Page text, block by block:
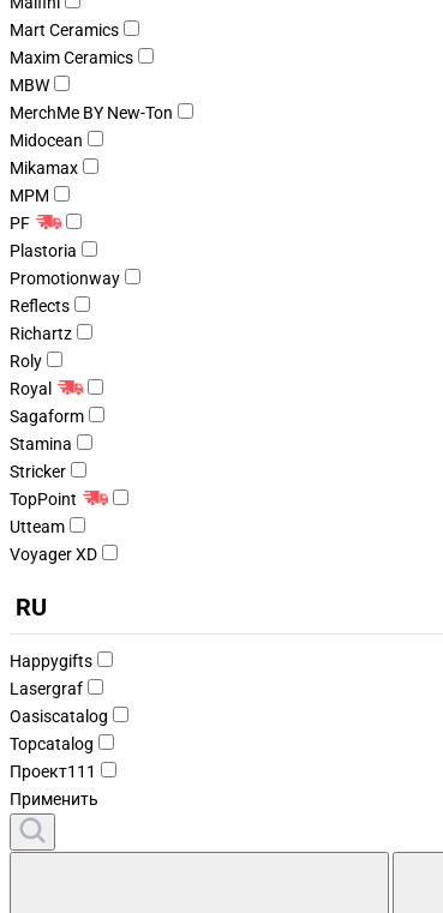
Mart Ceramics
Maxim Ceramics
MBW
MerchMe BY New-Ton
Midocean
Mikamax
MPM
PF
Plastoria
Promotionway
Reflects
Richartz
Roly
Royal
Sagaform
Stamina
Stricker
TopPoint
Utteam
Voyager XD
RU
Happygifts
Lasergraf
Oasiscatalog
Topcatalog
Проект111
Применить